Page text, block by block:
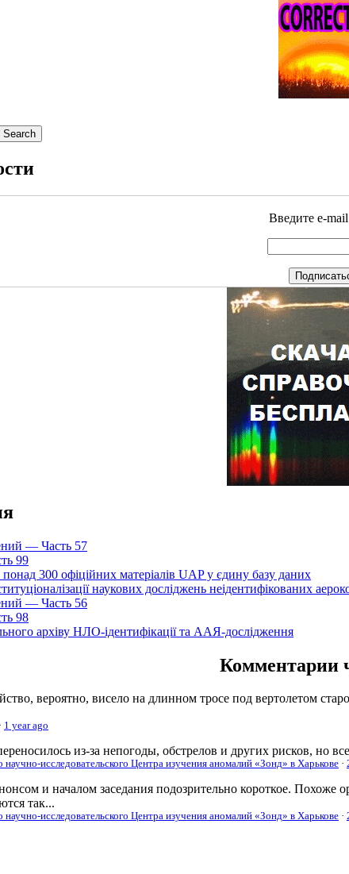
Введите e-mail
— Часть 57
99
300 офіційних матеріалів UAP у єдину базу даних
наукових досліджень неідентифікованих
— Часть 56
98
архіву НЛО-ідентифікації та ААЯ-дослідження
Комментарии
вероятно, висело на длинном тросе под вертолетом
· 1 year ago
из-за непогоды, обстрелов и других рисков, но
научно-исследовательского Центра изучения аномалий «Зонд» в Харькове ·
и началом заседания подозрительно короткое.
так...
научно-исследовательского Центра изучения аномалий «Зонд» в Харькове ·